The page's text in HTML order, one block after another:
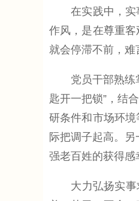
在实践中，实事
作风，是在尊重
就会停滞不前，难
党员干部熟练掌
匙开一把锁”，结
研条件和市场环
际把调子起高。
强老百姓的获得感
大力弘扬实事求